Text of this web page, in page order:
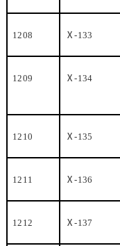
1208 Ⅹ-133
1209 Ⅹ-134
1210 Ⅹ-135
1211 Ⅹ-136
1212 Ⅹ-137